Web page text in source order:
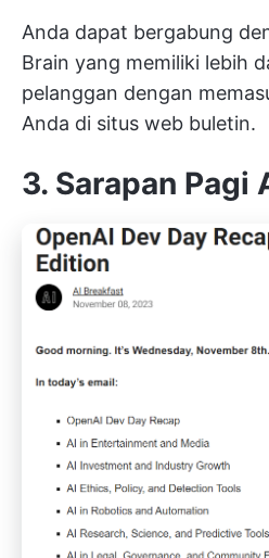
Anda dapat bergabung
Brain yang memiliki lebih
pelanggan dengan
Anda di situs web buletin.
3. Sarapan Pagi